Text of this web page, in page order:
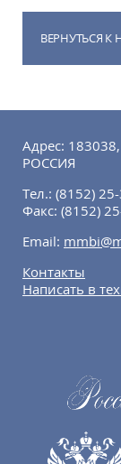
ВЕРНУТЬСЯ К
Адрес:
РОССИЯ
Тел.: (8152)
Факс: (8152)
Email:
Контакты
Написать в